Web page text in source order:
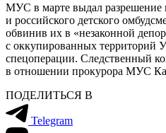
МУС в марте выдал разрешение
и российского детского
обвинив их в «незаконной
с оккупированных территорий
спецоперации. Следственный
в отношении прокурора МУС
ПОДЕЛИТЬСЯ В
Telegram